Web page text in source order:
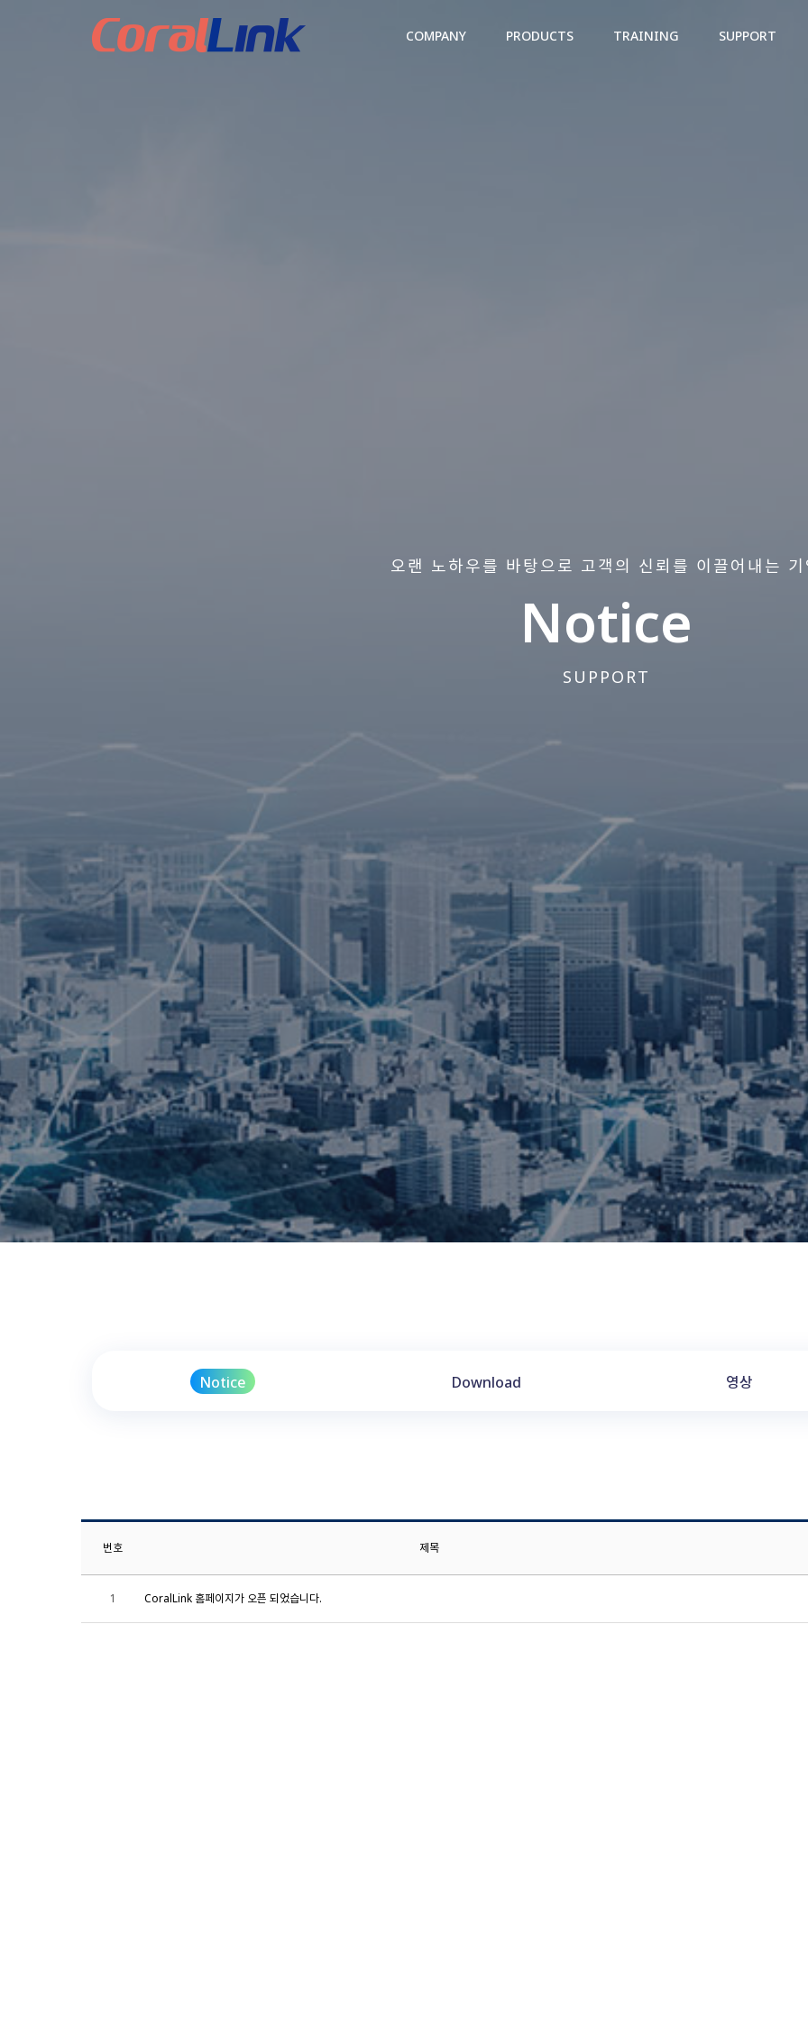
COMPANY PRODUCTS TRAINING SUPPORT
오랜 노하우를 바탕으로 고객의 신뢰를 이끌어내는
Notice
SUPPORT
Notice Download 영상
번호 제목
1 CoralLink 홈페이지가 오픈 되었습니다.